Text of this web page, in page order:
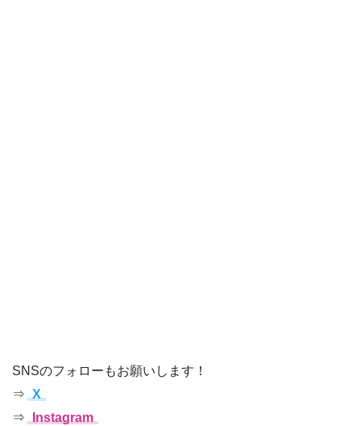
SNSのフォローもお願いします！
⇒ X
⇒
Instagram